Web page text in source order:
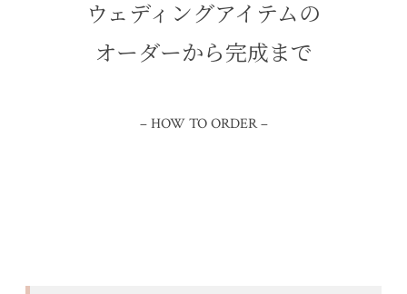
ウェディングアイテムの
オーダーから完成まで
– HOW TO ORDER –